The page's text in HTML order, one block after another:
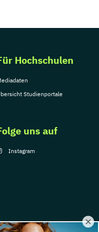
Hochschulen
Studienportale
uns auf
Instagram